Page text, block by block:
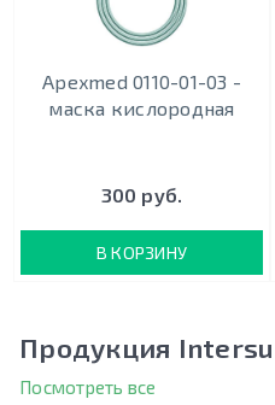
Apexmed 0110-01-03 -
маска кислородная
300 руб.
В КОРЗИНУ
Продукция
Посмотреть все